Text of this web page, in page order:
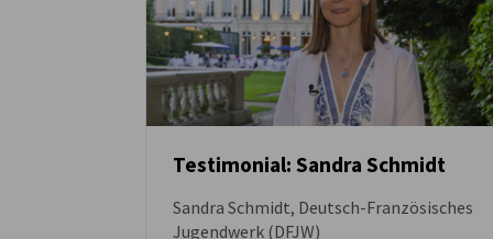
VIDEO
Testimonial: Sandra Schmidt
Sandra Schmidt, Deutsch-Französisches
Jugendwerk (DFJW)